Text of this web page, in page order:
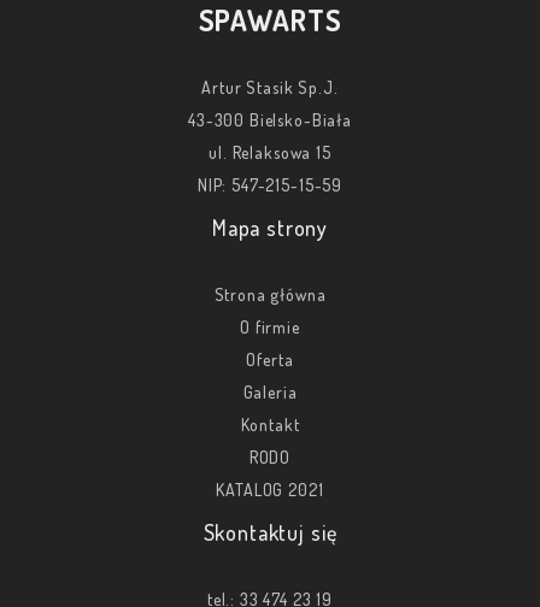
SPAWARTS
Artur Stasik Sp.J.
43-300 Bielsko-Biała
ul. Relaksowa 15
NIP: 547-215-15-59
Mapa strony
Strona główna
O firmie
Oferta
Galeria
Kontakt
RODO
KATALOG 2021
Skontaktuj się
tel.: 33 474 23 19